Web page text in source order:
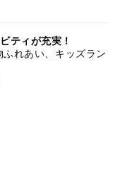
ティが充実！
れあい、キッズラン